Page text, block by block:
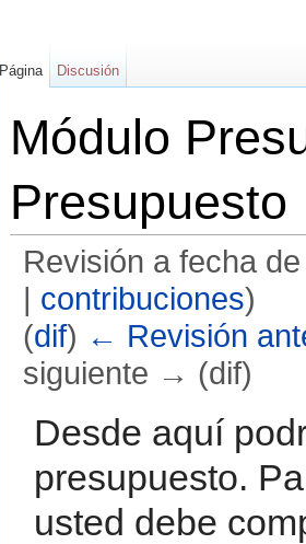
Módulo
Presupuesto
Revisión a fecha
| contribuciones)
(dif) ← Revisión
siguiente → (dif)
Desde aquí
presupuesto.
usted debe
Página Discusión